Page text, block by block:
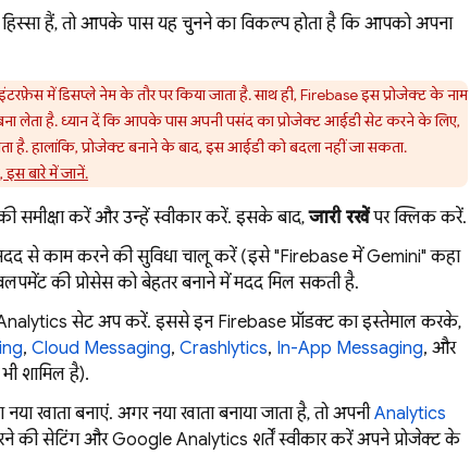
हैं, तो आपके पास यह चुनने का विकल्प होता है कि आपको अपना
में डिसप्ले नेम के तौर पर किया जाता है. साथ ही, Firebase इस प्रोजेक्ट के नाम
लेता है. ध्यान दें कि आपके पास अपनी पसंद का प्रोजेक्ट आईडी सेट करने के लिए,
हालांकि, प्रोजेक्ट बनाने के बाद, इस आईडी को बदला नहीं जा सकता.
बारे में जानें.
समीक्षा करें और उन्हें स्वीकार करें. इसके बाद,जारी रखेंपर क्लिक करें.
से काम करने की सुविधा चालू करें (इसे "Firebase में Gemini" कहा
की प्रोसेस को बेहतर बनाने में मदद मिल सकती है.
सेट अप करें. इससे इन Firebase प्रॉडक्ट का इस्तेमाल करके,
, Cloud Messaging, Crashlytics, In-App Messaging, और
शामिल है).
खाता बनाएं. अगर नया खाता बनाया जाता है, तो अपनीAnalytics
की सेटिंग औरGoogle Analytics शर्तें स्वीकार करें अपने प्रोजेक्ट के